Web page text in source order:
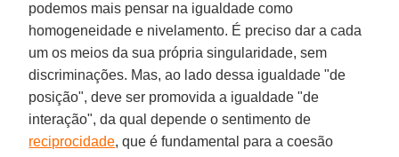
podemos mais pensar na igualdade como
homogeneidade e nivelamento. É preciso dar a cada
um os meios da sua própria singularidade, sem
discriminações. Mas, ao lado dessa igualdade "de
posição", deve ser promovida a igualdade "de
interação", da qual depende o sentimento de
reciprocidade, que é fundamental para a coesão